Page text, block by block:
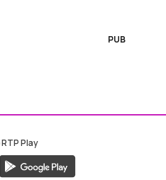
PUB
RTP Play